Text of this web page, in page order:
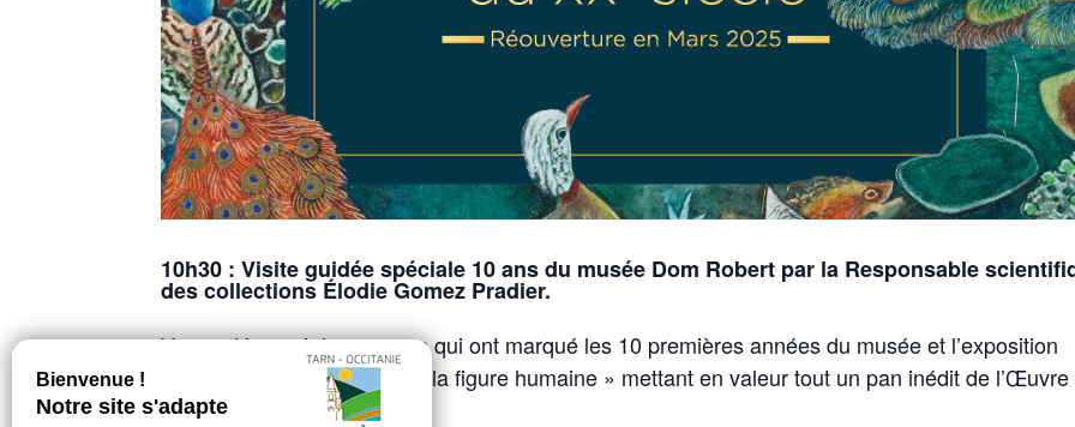
10h30 : Visite guidée spéciale 10 ans du musée Dom Robert par la Responsable
des collections Élodie Gomez Pradier.
Venez découvrir les œuvres qui ont marqué les 10 premières années du musée et l’exposition
temporaire « Dom Robert & la figure humaine » mettant en valeur tout un pan inédit de
Dom Robert. [Tarif : 11€]